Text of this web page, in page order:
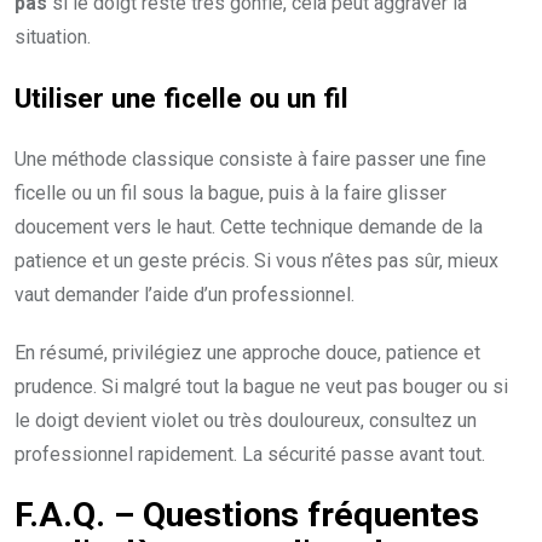
situation.
Utiliser une ficelle ou un fil
Une méthode classique consiste à faire passer une fine
ficelle ou un fil sous la bague, puis à la faire glisser
doucement vers le haut. Cette technique demande de la
patience et un geste précis. Si vous n’êtes pas sûr, mieux
vaut demander l’aide d’un professionnel.
En résumé, privilégiez une approche douce, patience et
prudence. Si malgré tout la bague ne veut pas bouger ou si
le doigt devient violet ou très douloureux, consultez un
professionnel rapidement. La sécurité passe avant tout.
F.A.Q. – Questions fréquentes